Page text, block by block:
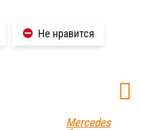
Не нравится
Mercedes